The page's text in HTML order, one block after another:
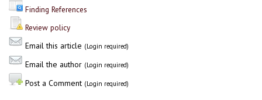
Finding References
Review policy
Email this article (Login required)
Email the author (Login required)
Post a Comment (Login required)